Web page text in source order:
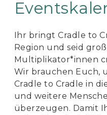
Ihr bringt Cradle to
Region und seid
Multiplikator*innen
Wir brauchen Euch,
Cradle to Cradle in
und weitere
überzeugen. Damit